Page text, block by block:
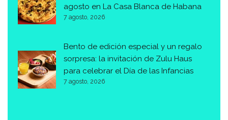
agosto en La Casa Blanca de Habana
7 agosto, 2026
Bento de edición especial y un regalo
sorpresa: la invitación de Zulu Haus
para celebrar el Día de las Infancias
7 agosto, 2026